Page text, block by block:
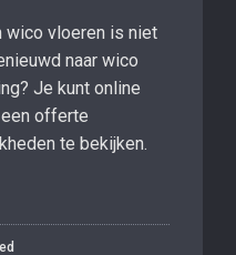
wico vloeren is niet
naar wico
Je kunt online
offerte
te bekijken.